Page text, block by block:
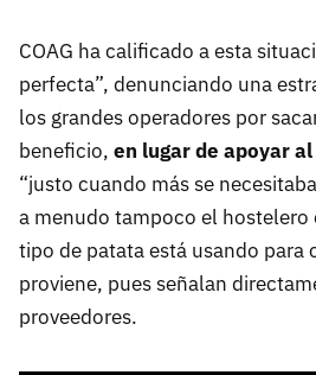
COAG ha calificado a esta
perfecta”, denunciando una
los grandes operadores por
beneficio, en lugar de apoyar
“justo cuando más se
a menudo tampoco el hostelero
tipo de patata está usando para
proviene, pues señalan
proveedores.